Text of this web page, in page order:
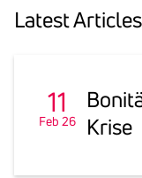
Latest Arti­cles
11
Feb 26
Krise